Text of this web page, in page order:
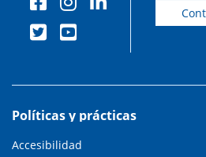
Políticas y prácticas
Accesibilidad